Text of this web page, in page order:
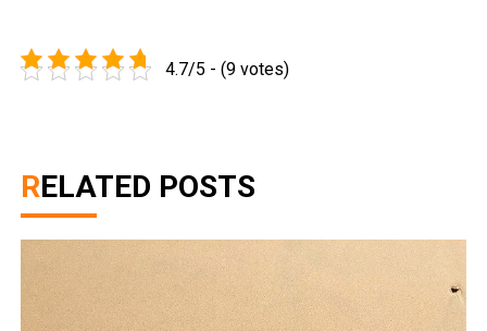
4.7/5 - (9 votes)
RELATED POSTS